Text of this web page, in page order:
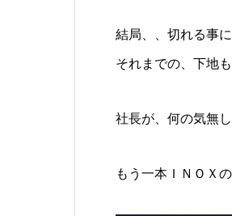
結局、、切れる事
それまでの、下地
社長が、何の気無
もう一本ＩＮＯＸ